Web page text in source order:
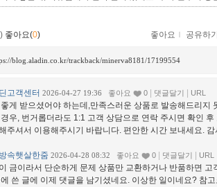
) 좋아요(0) 좋아요 ｌ 공유하기
blog.aladin.co.kr/trackback/minerva8181/17199554
고객센터 2026-04-27 19:36 좋아요 0 댓글달기 URL
게 받으셨어야 하는데,만족스러운 상품로 발송해드리지
우, 번거롭더라도 1:1 고객 상담으로 연락 주시면 확인 후
주셔서 이용해주시기 바랍니다. 편안한 시간 보내세요.
속햇살한줌 2026-04-28 08:32 좋아요 0 댓글달기 URL
금이라서 단순하게 문제 상품만 교환하거나 반품하면 고
쓴 글에 이제 댓글을 남기셨네요. 이상한 일이네요? 참